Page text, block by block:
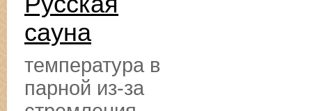
сауна
температура в
парной из-за